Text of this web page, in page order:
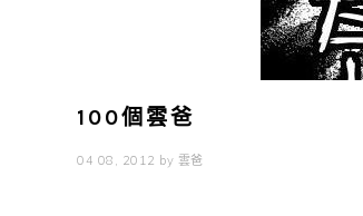
100個雲爸
04 08, 2012 by 雲爸